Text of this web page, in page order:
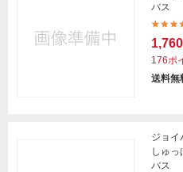
バス
176ポ
送料無
ジョ
しゅ
バス